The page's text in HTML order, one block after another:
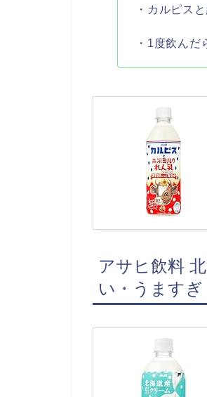
・カルピス
・1度飲んだ
アサヒ飲料
い・うますぎ